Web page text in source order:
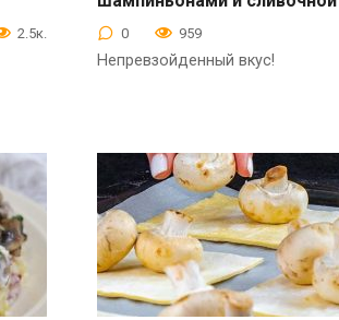
2.5к. 0 959
Непревзойденный вкус!